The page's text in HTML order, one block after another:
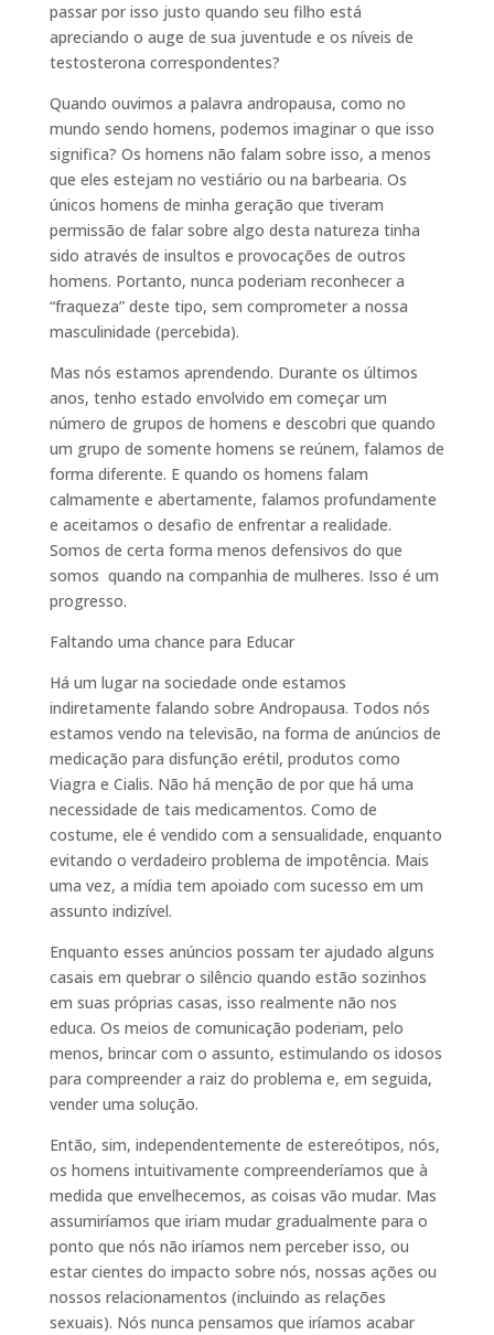
passar por isso justo quando seu filho está
apreciando o auge de sua juventude e os níveis de
testosterona correspondentes?
Quando ouvimos a palavra andropausa, como no
mundo sendo homens, podemos imaginar o que isso
significa? Os homens não falam sobre isso, a menos
que eles estejam no vestiário ou na barbearia. Os
únicos homens de minha geração que tiveram
permissão de falar sobre algo desta natureza tinha
sido através de insultos e provocações de outros
homens. Portanto, nunca poderiam reconhecer a
“fraqueza” deste tipo, sem comprometer a nossa
masculinidade (percebida).
Mas nós estamos aprendendo. Durante os últimos
anos, tenho estado envolvido em começar um
número de grupos de homens e descobri que quando
um grupo de somente homens se reúnem, falamos de
forma diferente. E quando os homens falam
calmamente e abertamente, falamos profundamente
e aceitamos o desafio de enfrentar a realidade.
Somos de certa forma menos defensivos do que
somos quando na companhia de mulheres. Isso é um
progresso.
Faltando uma chance para Educar
Há um lugar na sociedade onde estamos
indiretamente falando sobre Andropausa. Todos nós
estamos vendo na televisão, na forma de anúncios de
medicação para disfunção erétil, produtos como
Viagra e Cialis. Não há menção de por que há uma
necessidade de tais medicamentos. Como de
costume, ele é vendido com a sensualidade, enquanto
evitando o verdadeiro problema de impotência. Mais
uma vez, a mídia tem apoiado com sucesso em um
assunto indizível.
Enquanto esses anúncios possam ter ajudado alguns
casais em quebrar o silêncio quando estão sozinhos
em suas próprias casas, isso realmente não nos
educa. Os meios de comunicação poderiam, pelo
menos, brincar com o assunto, estimulando os idosos
para compreender a raiz do problema e, em seguida,
vender uma solução.
Então, sim, independentemente de estereótipos, nós,
os homens intuitivamente compreenderíamos que à
medida que envelhecemos, as coisas vão mudar. Mas
assumiríamos que iriam mudar gradualmente para o
ponto que nós não iríamos nem perceber isso, ou
estar cientes do impacto sobre nós, nossas ações ou
nossos relacionamentos (incluindo as relações
sexuais). Nós nunca pensamos que iríamos acabar